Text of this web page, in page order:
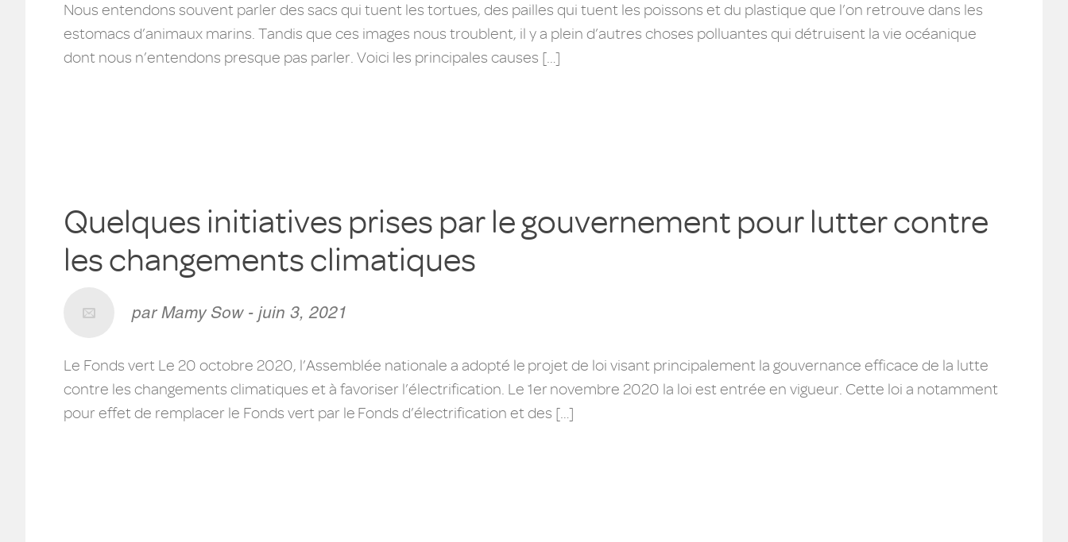
Nous entendons souvent parler des sacs qui tuent les tortues, des pailles qui tuent les poissons et du plastique que l’on retrouve dans les
estomacs d’animaux marins. Tandis que ces images nous troublent, il y a plein d’autres choses polluantes qui détruisent la vie océanique
dont nous n’entendons presque pas parler. Voici les principales causes […]
Quelques initiatives prises par le gouvernement pour lutter contre
les changements climatiques
par Mamy Sow - juin 3, 2021
Le Fonds vert Le 20 octobre 2020, l’Assemblée nationale a adopté le projet de loi visant principalement la gouvernance efficace de la lutte
contre les changements climatiques et à favoriser l’électrification. Le 1er novembre 2020 la loi est entrée en vigueur. Cette loi a notamment
pour effet de remplacer le Fonds vert par le Fonds d’électrification et des […]